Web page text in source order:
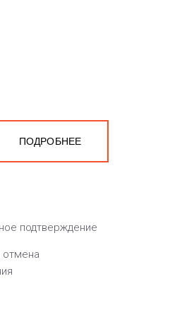
ПОДРОБНЕЕ
подтверждение
отмена